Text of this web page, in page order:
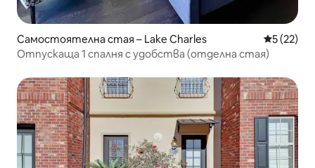
Самостоятелна стая – Lake Charles Средна
5 (22)
Отпускаща 1 спалня с удобства (отделна стая)